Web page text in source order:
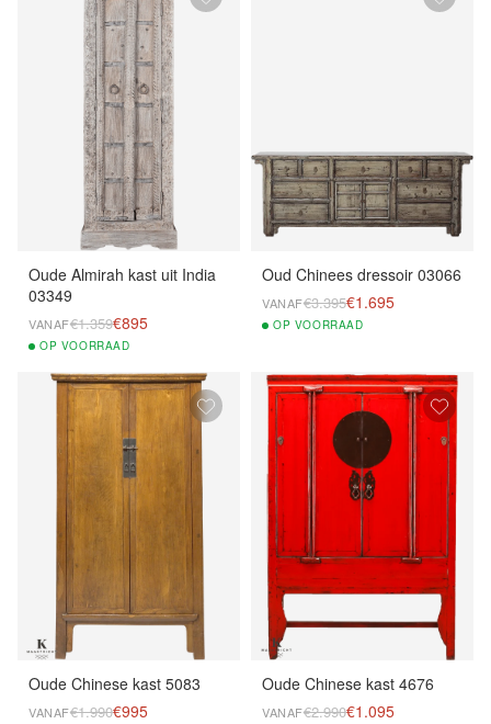
Oude Almirah kast uit India
03349
VANAF€1.359€895
OP VOORRAAD
Oud Chinees dressoir 03066
VANAF€3.395€1.695
OP VOORRAAD
Oude Chinese kast 5083
VANAF€1.990€995
Oude Chinese kast 4676
VANAF€2.990€1.095